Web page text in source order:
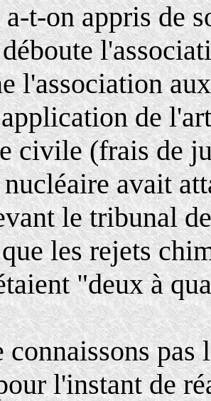
t-on appris de
l'association
de
civile (frais de
avait
le tribunal
les rejets
"deux à
connaissons
l'instant de